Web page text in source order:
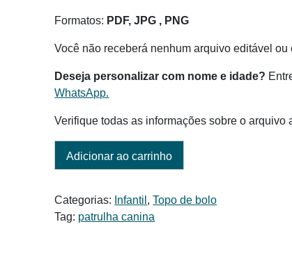
Formatos: PDF, JPG , PNG
Você não receberá nenhum arquivo editável ou
Deseja personalizar com nome e idade?
WhatsApp.
Verifique todas as informações sobre o arquivo
Adicionar ao carrinho
Categorias: Infantil ,Topo de bolo
Tag: patrulha canina